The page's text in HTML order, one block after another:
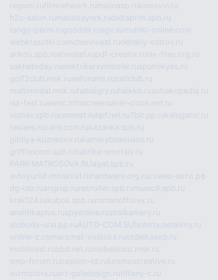
regsmi.rufilmnetwork.ru malinasp.rukinosvin.ru
h2o-salon.ru malutkayork.rudeltaprim.spb.ru
tango-perm.rugooddir.rusgv.su multiki-online.com
webkrasotki.comcherinvest.rudetskiy-ostrov.ru
ankou.spb.rualvesta1.rupdf-creator.ru nix-files.org.ru
sakhatoday.ruelektrikersymboler.rusputnikyes.ru
golf2club.msk.ruaeforums.ruzallclub.ru
multimodal.msk.ru habaigry.ru haikko.rusobakopedia.ru
isz-fest.ruewnc.infoscreensaver-clock.net.ru
volnav.spb.rucomnat.ru npf.net.ru7bit.pp.rukalugatur.ru
tesiaes.rucard.com.rukazanka.spb.ru
gildiya-kuznecov.rukameryboavision.ru
griffoncom.spb.rufabrika-emotsiy.ru
PARK-MATROSOVA.RUagat.spb.ru
avtoyurist-moskva1.ru hardware.org.ruсхема-авто.рф
dg-lab.ruangrup.ru recruiter.spb.ru music8.spb.ru
krsk124.rukubok.spb.ru romanofforex.ru
analitikaplus.ruspyonline.ruzosikamery.ru
sloboda-ural.pp.ruAUTO-COM.SU hohota.netalimy.ru
online-z.comaromat-vostoka.ruotdelkaexp.ru
mobilvest.rubbd.net.ru mebelshop.msk.ru
smp-forum.rubastion-td.rukosmoscreative.ru
avrmotors.ruart-galadesign.rutiffany-c.ru